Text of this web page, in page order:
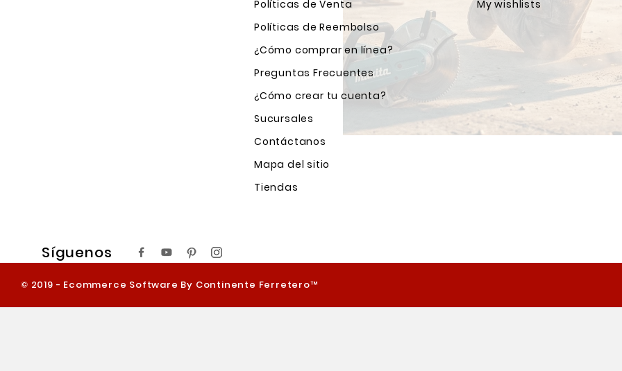
Políticas de Venta
Políticas de Reembolso
¿Cómo comprar en línea?
Preguntas Frecuentes
¿Cómo crear tu cuenta?
Sucursales
Contáctanos
Mapa del sitio
Tiendas
My wishlists
Síguenos
© 2019 - Ecommerce Software By Continente Ferretero™